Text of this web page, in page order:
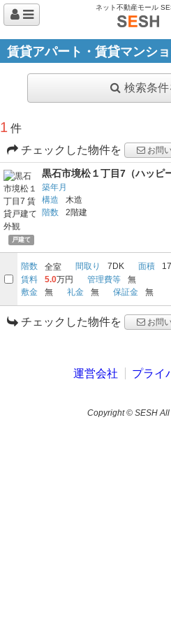
ネット不動産モール
賃貸アパート・賃貸マンシ
検索条
1 件
チェックした物件を
お問
戸建て
黒石市境松１丁目7（ハッピ
築年月
構造
木造
階数
2階建
階数 全室 間取り 7DK 面積
賃料 5.0万円 管理費等
無
敷金
無 礼金 無 保証金 無
チェックした物件を お問
運営会社 プライ
Copyright © SESH All